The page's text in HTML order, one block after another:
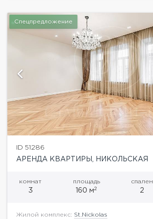
Спецпредложение
ID 51286
АРЕНДА КВАРТИРЫ, НИКОЛЬСКАЯ
комнат
3
площадь
160 м2
спален
2
Жилой комплекс: St.Nickolas